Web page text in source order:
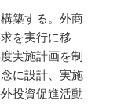
築する。外商
を実行に移
実施計画を制
に設計、実施
投資促進活動